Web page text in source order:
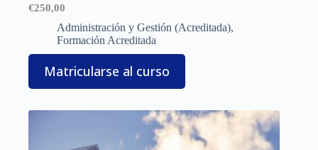
€250,00
Administración y Gestión (Acreditada),
Formación Acreditada
Matricularse al curso